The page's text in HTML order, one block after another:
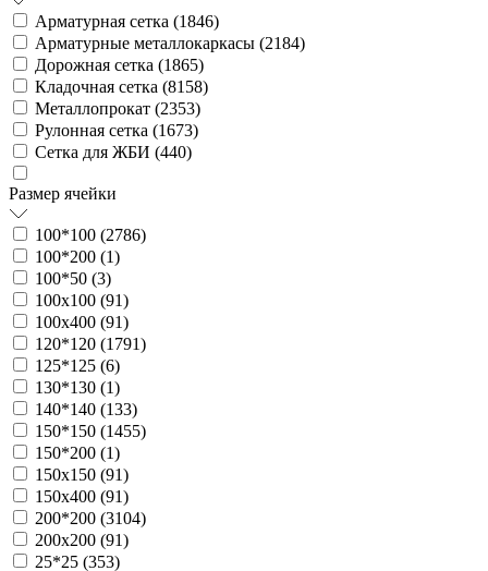
Арматурная сетка (1846)
Арматурные металлокаркасы (2184)
Дорожная сетка (1865)
Кладочная сетка (8158)
Металлопрокат (2353)
Рулонная сетка (1673)
Сетка для ЖБИ (440)
Размер ячейки
100*100 (2786)
100*200 (1)
100*50 (3)
100х100 (91)
100х400 (91)
120*120 (1791)
125*125 (6)
130*130 (1)
140*140 (133)
150*150 (1455)
150*200 (1)
150х150 (91)
150х400 (91)
200*200 (3104)
200х200 (91)
25*25 (353)